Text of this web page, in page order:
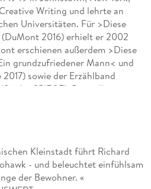
Writing und lehrte an
Universitäten. Für >Diese
2016) erhielt er 2002
erschienen außerdem >Diese
grundzufriedener Mann< und
sowie der Erzählband
der SPIEGEL-Bestseller
Kleinstadt führt Richard
- und beleuchtet einfühlsam
der Bewohner. «